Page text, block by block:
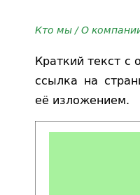
Кто мы / О
Краткий текст с
ссылка на
её изложением.